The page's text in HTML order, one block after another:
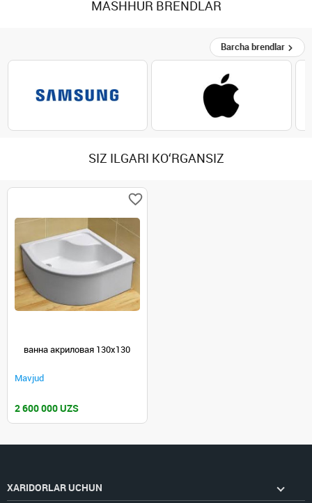
MASHHUR BRENDLAR
Barcha brendlar
SIZ ILGARI KO‘RGANSIZ
ванна акриловая 130х130
Mavjud
2 600 000 UZS
XARIDORLAR UCHUN